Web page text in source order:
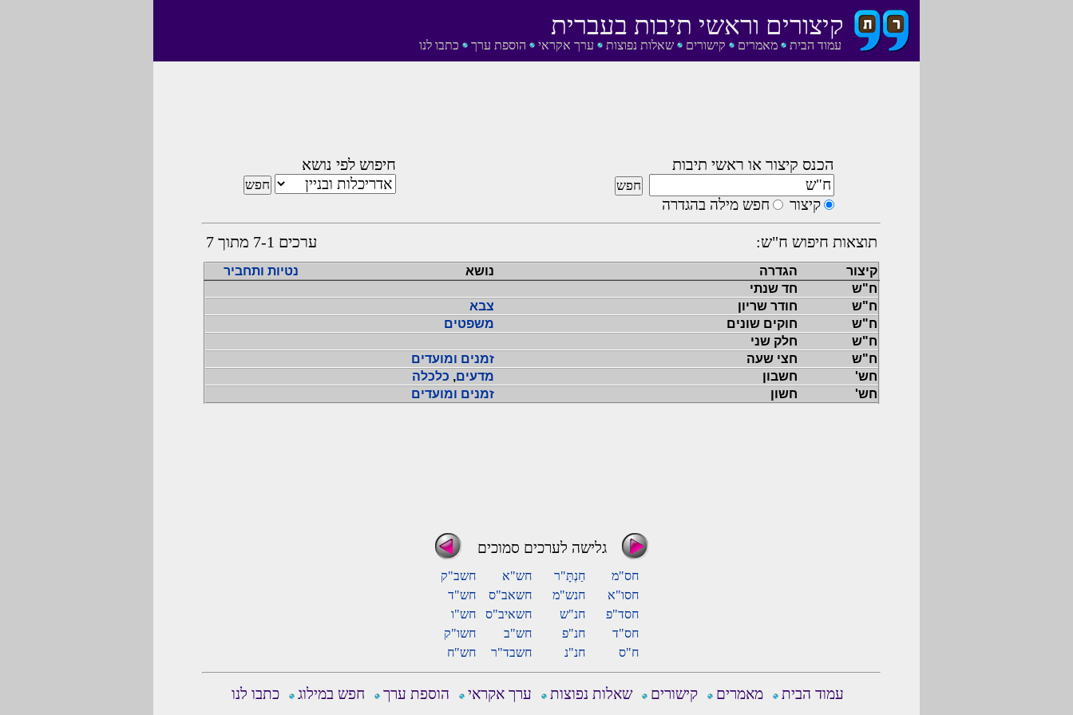
עמוד הבית מאמרים קישורים שאלות נפוצות ערך אקראי הוספת ערך כתבו לנו
קיצורים וראשי תיבות בעברית
הכנס קיצור או ראשי תיבות
קיצור חפש מילה בהגדרה
חיפוש לפי נושא
תוצאות חיפוש ח"ש: ערכים 7-1 מתוך 7
קיצור הגדרה נושא
נטיות ותחביר
ח"ש
חד שנתי
ח"ש
חודר שריון
צבא
ח"ש
חוקים שונים
משפטים
ח"ש
חלק שני
ח"ש
חצי שעה
זמנים ומועדים
חש'
חשבון מדעים, כלכלה
חש'
חשון זמנים ומועדים
גלישה לערכים סמוכים
חס"מ חַנְתָּ"ר חש"א
חשב"ק
חסו"א
חנש"מ חשאב"ס
חש"ד
חסד"פ
חנ"ש חשאיב"ס
חש"ו
חס"ד
חנ"פ חש"ב
חשו"ק
ח"ס
חנ"נ חשבד"ר חש"ח
עמוד הבית מאמרים קישורים שאלות נפוצות ערך אקראי הוספת ערך חפש במילוג כתבו לנו